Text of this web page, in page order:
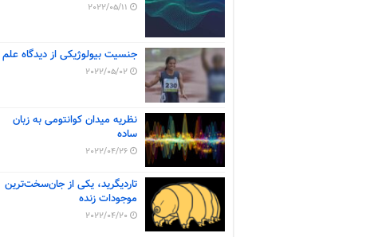
2022/05/11
جنسیت بیولوژیکی از دیدگاه علم
2022/05/02
نظریه میدان کوانتومی به زبان
ساده
2022/04/26
تاردیگرید، یکی از جان‌سخت‌ترین
موجودات زنده
2022/04/20